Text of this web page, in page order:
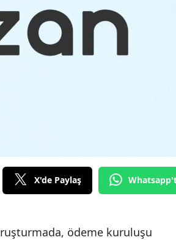
Çankırı
Çorum
Denizli
Erzincan
Erzurum
Gaziantep
X'de Paylaş
ödeme kuruluşu